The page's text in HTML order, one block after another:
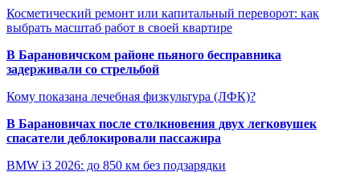
Косметический ремонт или капитальный переворот: как
выбрать масштаб работ в своей квартире
В Барановичском районе пьяного бесправника
задерживали со стрельбой
Кому показана лечебная физкультура (ЛФК)?
В Барановичах после столкновения двух легковушек
спасатели деблокировали пассажира
BMW i3 2026: до 850 км без подзарядки